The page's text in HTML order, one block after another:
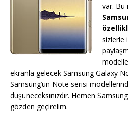
var. Bu
sizlerle
ekranla gelecek Samsung Galaxy
Samsung’un Note serisi
düşüneceksinizdir. Hemen
gözden geçirelim.